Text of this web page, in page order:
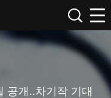
공개..차기작 기대